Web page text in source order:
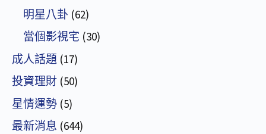
明星八卦 (62)
當個影視宅 (30)
成人話題 (17)
投資理財 (50)
星情運勢 (5)
最新消息 (644)